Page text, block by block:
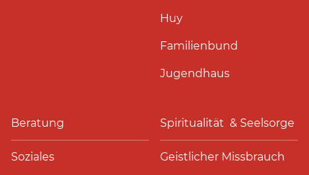
Huy
Familienbund
Jugendhaus
Beratung
Soziales
Spiritualität & Seelsorge
Geistlicher Missbrauch